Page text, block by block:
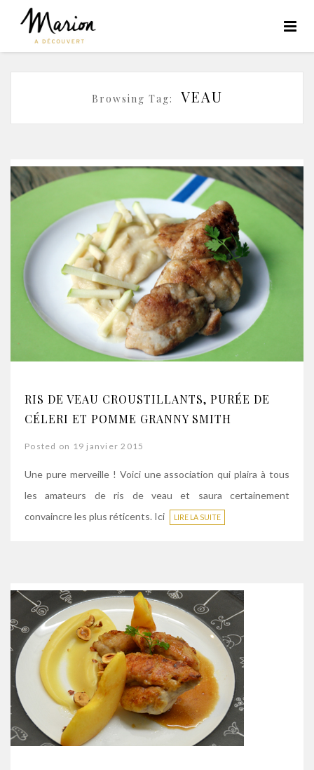
Browsing Tag: VEAU
RIS DE VEAU CROUSTILLANTS, PURÉE DE
CÉLERI ET POMME GRANNY SMITH
Posted on 19 janvier 2015
Une pure merveille ! Voici une association qui plaira à tous
les amateurs de ris de veau et saura certainement
convaincre les plus réticents. Ici
LIRE LA SUITE